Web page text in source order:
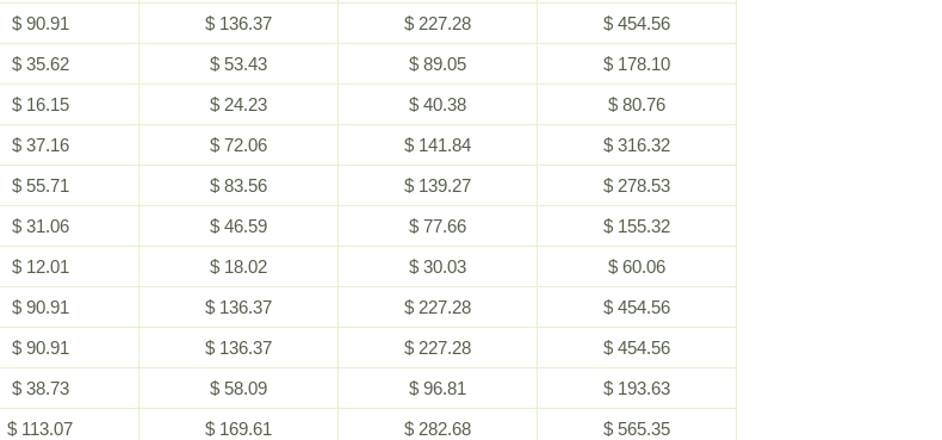
$ 90.91 $ 136.37 $ 227.28
$ 454.56
$ 35.62 $ 53.43 $ 89.05
$ 178.10
$ 16.15 $ 24.23 $ 40.38
$ 80.76
$ 37.16 $ 72.06 $ 141.84
$ 316.32
$ 55.71 $ 83.56 $ 139.27
$ 278.53
$ 31.06 $ 46.59 $ 77.66
$ 155.32
$ 12.01 $ 18.02 $ 30.03
$ 60.06
$ 90.91 $ 136.37 $ 227.28
$ 454.56
$ 90.91 $ 136.37 $ 227.28
$ 454.56
$ 38.73 $ 58.09 $ 96.81
$ 193.63
$ 113.07 $ 169.61 $ 282.68
$ 565.35